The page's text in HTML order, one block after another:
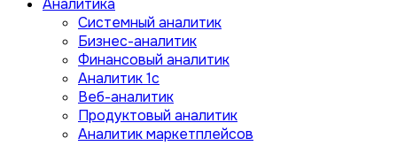
Аналитика
Системный аналитик
Бизнес-аналитик
Финансовый аналитик
Aналитик 1с
Веб-аналитик
Продуктовый аналитик
Аналитик маркетплейсов